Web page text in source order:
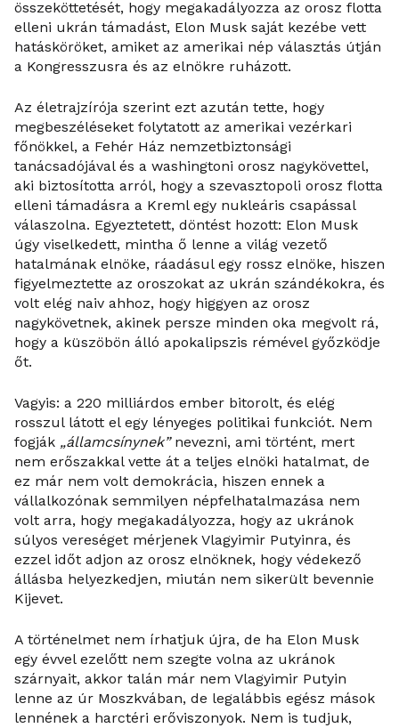
összeköttetését, hogy megakadályozza az orosz flotta
elleni ukrán támadást, Elon Musk saját kezébe vett
hatásköröket, amiket az amerikai nép választás útján
a Kongresszusra és az elnökre ruházott.
Az életrajzírója szerint ezt azután tette, hogy
megbeszéléseket folytatott az amerikai vezérkari
főnökkel, a Fehér Ház nemzetbiztonsági
tanácsadójával és a washingtoni orosz nagykövettel,
aki biztosította arról, hogy a szevasztopoli orosz flotta
elleni támadásra a Kreml egy nukleáris csapással
válaszolna. Egyeztetett, döntést hozott: Elon Musk
úgy viselkedett, mintha ő lenne a világ vezető
hatalmának elnöke, ráadásul egy rossz elnöke, hiszen
figyelmeztette az oroszokat az ukrán szándékokra, és
volt elég naiv ahhoz, hogy higgyen az orosz
nagykövetnek, akinek persze minden oka megvolt rá,
hogy a küszöbön álló apokalipszis rémével győzködje
őt.
Vagyis: a 220 milliárdos ember bitorolt, és elég
rosszul látott el egy lényeges politikai funkciót. Nem
fogják „államcsínynek”nevezni, ami történt, mert
nem erőszakkal vette át a teljes elnöki hatalmat, de
ez már nem volt demokrácia, hiszen ennek a
vállalkozónak semmilyen népfelhatalmazása nem
volt arra, hogy megakadályozza, hogy az ukránok
súlyos vereséget mérjenek Vlagyimir Putyinra, és
ezzel időt adjon az orosz elnöknek, hogy védekező
állásba helyezkedjen, miután nem sikerült bevennie
Kijevet.
A történelmet nem írhatjuk újra, de ha Elon Musk
egy évvel ezelőtt nem szegte volna az ukránok
szárnyait, akkor talán már nem Vlagyimir Putyin
lenne az úr Moszkvában, de legalábbis egész mások
lennének a harctéri erőviszonyok. Nem is tudjuk,